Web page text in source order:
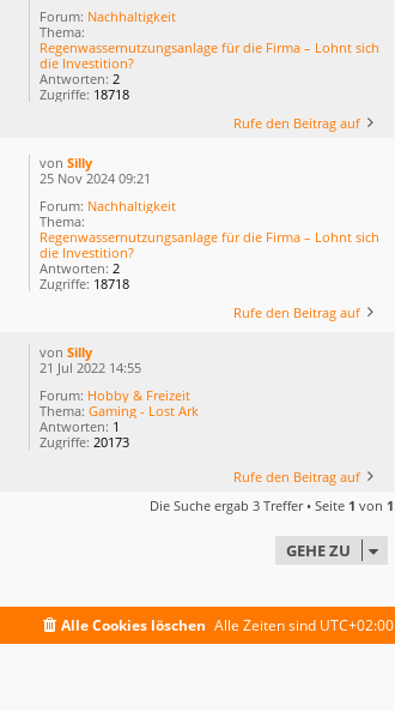
Forum: Nachhaltigkeit
Thema:
Regenwassernutzungsanlage für die Firma – Lohnt sich
die Investition?
Antworten: 2
Zugriffe: 18718
Rufe den Beitrag auf
von Silly
25 Nov 2024 09:21
Forum: Nachhaltigkeit
Thema:
Regenwassernutzungsanlage für die Firma – Lohnt sich
die Investition?
Antworten: 2
Zugriffe: 18718
Rufe den Beitrag auf
von Silly
21 Jul 2022 14:55
Forum: Hobby & Freizeit
Thema: Gaming - Lost Ark
Antworten: 1
Zugriffe: 20173
Rufe den Beitrag auf
Die Suche ergab 3 Treffer • Seite 1 von 1
GEHE ZU
Alle Zeiten sind UTC+02:00
Alle Cookies löschen